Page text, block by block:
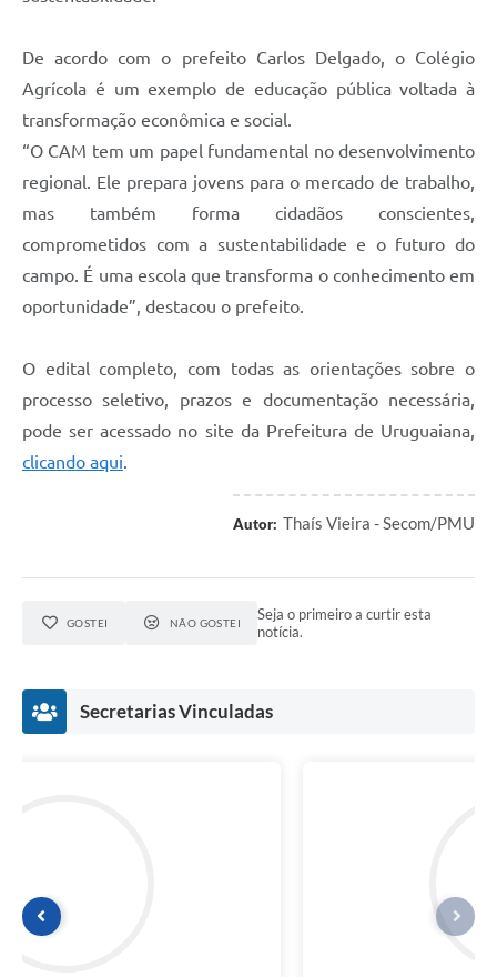
De acordo com o prefeito Carlos Delgado, o Colégio
Agrícola é um exemplo de educação pública voltada à
transformação econômica e social.
“O CAM tem um papel fundamental no desenvolvimento
regional. Ele prepara jovens para o mercado de trabalho,
mas também forma cidadãos conscientes,
comprometidos com a sustentabilidade e o futuro do
campo. É uma escola que transforma o conhecimento em
oportunidade”, destacou o prefeito.
O edital completo, com todas as orientações sobre o
processo seletivo, prazos e documentação necessária,
pode ser acessado no site da Prefeitura de Uruguaiana,
clicando aqui.
Autor: Thaís Vieira - Secom/PMU
GOSTEI NÃO GOSTEI
Seja o primeiro a curtir esta
notícia.
Secretarias Vinculadas